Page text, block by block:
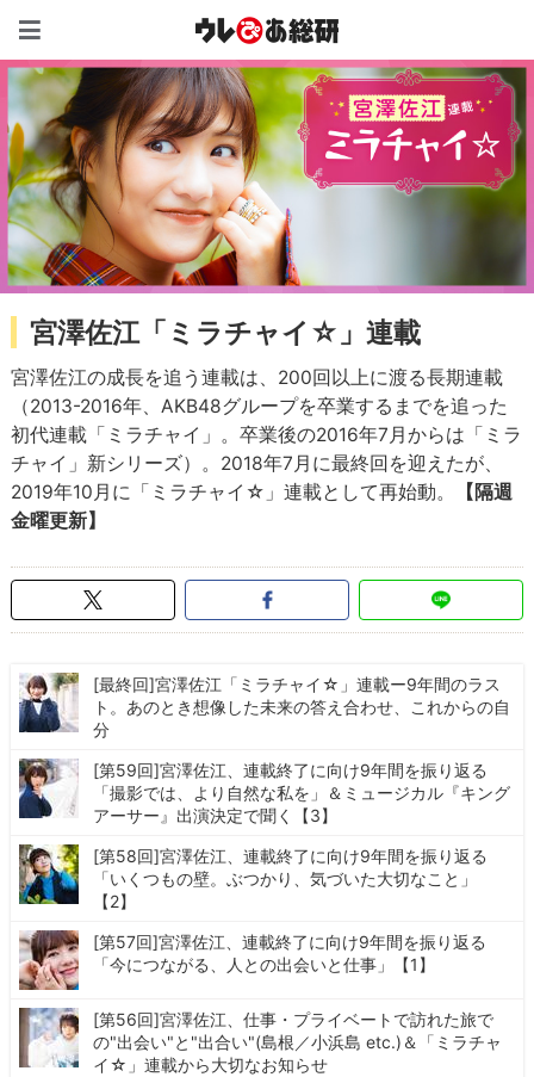
宮澤佐江「ミラチャイ☆」連載
宮澤佐江の成長を追う連載は、200回以上に渡る長期連載
（2013-2016年、AKB48グループを卒業するまでを追った
初代連載「ミラチャイ」 。卒業後の2016年7月からは 「ミラ
チャイ」新シリーズ）。2018年7月に最終回を迎えたが、
2019年10月に「ミラチャイ☆」連載として再始動。
【隔週
金曜更新】
[最終回]宮澤佐江「ミラチャイ☆」連載ー9年間のラス
ト。あのとき想像した未来の答え合わせ、これからの自
分
[第59回]宮澤佐江、連載終了に向け9年間を振り返る
「撮影では、より自然な私を」＆ミュージカル『キング
アーサー』出演決定で聞く【3】
[第58回]宮澤佐江、連載終了に向け9年間を振り返る
「いくつもの壁。ぶつかり、気づいた大切なこと」
【2】
[第57回]宮澤佐江、連載終了に向け9年間を振り返る
「今につながる、人との出会いと仕事」【1】
[第56回]宮澤佐江、仕事・プライベートで訪れた旅で
の"出会い"と"出合い"(島根／小浜島 etc.)＆「ミラチャ
イ☆」連載から大切なお知らせ